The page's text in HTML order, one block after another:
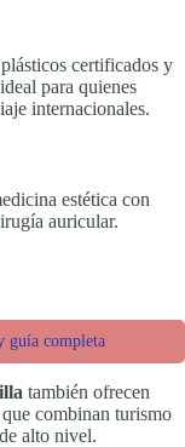
certificados y
para quienes
internacionales.
estética con
auricular.
guía completa
también ofrecen
combinan turismo
alto nivel.